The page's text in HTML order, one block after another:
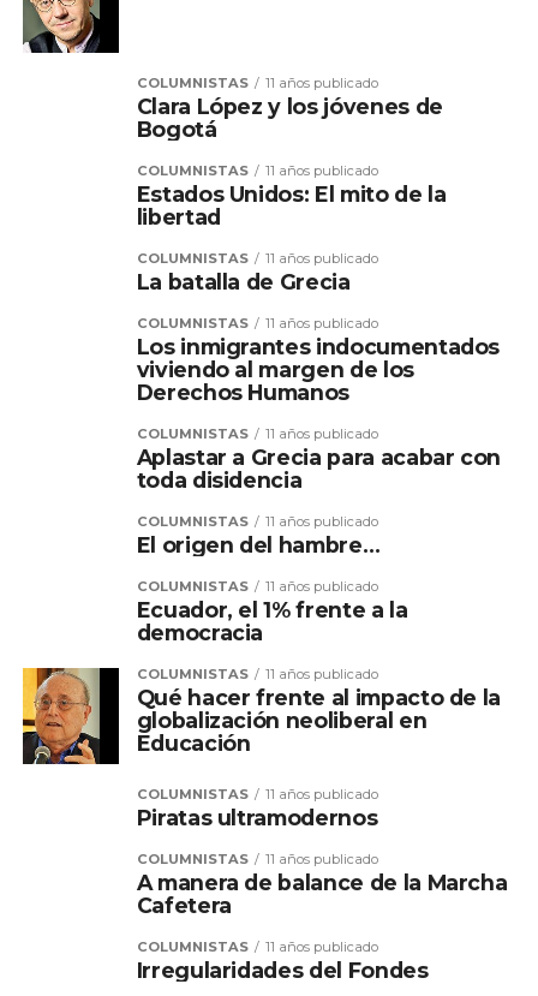
COLUMNISTAS 11 años publicado
Clara López y los jóvenes de
Bogotá
COLUMNISTAS 11 años publicado
Estados Unidos: El mito de la
libertad
COLUMNISTAS 11 años publicado
La batalla de Grecia
COLUMNISTAS 11 años publicado
Los inmigrantes indocumentados
viviendo al margen de los
Derechos Humanos
COLUMNISTAS 11 años publicado
Aplastar a Grecia para acabar con
toda disidencia
COLUMNISTAS 11 años publicado
El origen del hambre…
COLUMNISTAS 11 años publicado
Ecuador, el 1% frente a la
democracia
COLUMNISTAS 11 años publicado
Qué hacer frente al impacto de la
globalización neoliberal en
Educación
COLUMNISTAS 11 años publicado
Piratas ultramodernos
COLUMNISTAS 11 años publicado
A manera de balance de la Marcha
Cafetera
COLUMNISTAS 11 años publicado
Irregularidades del Fondes